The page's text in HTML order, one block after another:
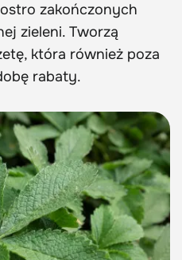
zakończonych
zieleni. Tworzą
która również poza
rabaty.